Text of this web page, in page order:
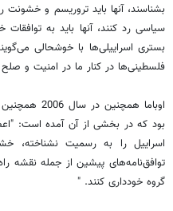
بشناسند، آنها باید تروریسم و خشونت
سیاسی رد کنند، آنها باید به
بستری اسراییلی‌ها با خوشحالی
فلسطینی‌ها در کنار ما در امنیت و
اوباما
بود که در بخشی از آن آمده است:
اسراییل را به رسمیت نشناخته،
توافق‌نامه‌های پیشین از جمله نقشه
گروه خودداری کنند. "